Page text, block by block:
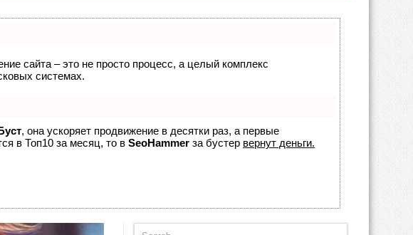
сайта – это не просто процесс, а целый комплекс
системах.
, она ускоряет продвижение в десятки раз, а первые
в Топ10 за месяц, то в SeoHammer за бустер вернут деньги.